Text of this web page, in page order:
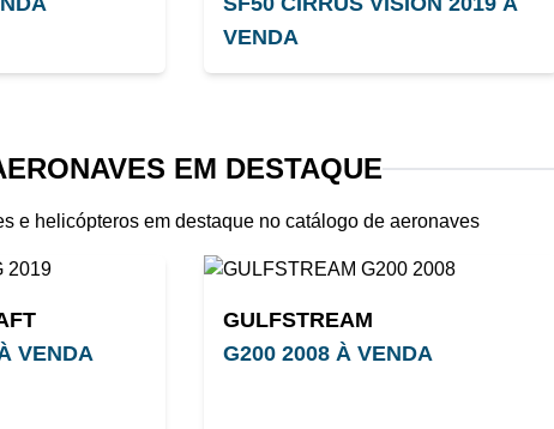
VENDA
EM DESTAQUE
e helicópteros em destaque no catálogo de aeronaves
VENDA
GULFSTREAM
G200 2008 À VENDA